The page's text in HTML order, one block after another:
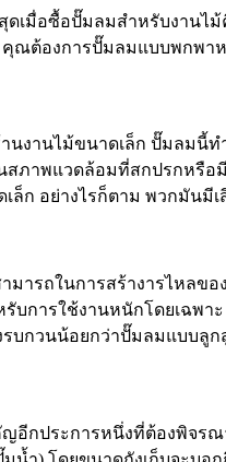
เมื่อซื้อปั๊มลมสำหรับงานไ
คุณต้องการปั๊มลมแบบพกพาห
งานไม้ขนาดเล็ก ปั๊มลมนี้ท
นสภาพแวดล้อมที่สกปรกห
ล็ก อย่างไรก็ตาม พวกมันมี
ารถในการสร้างารไหลขอ
บการใช้งานหนักโดยเฉพ
รบกวนน้อยกว่าปั๊มลมแบบลูก
อีกประการหนึ่งที่ต้องพิจรณ